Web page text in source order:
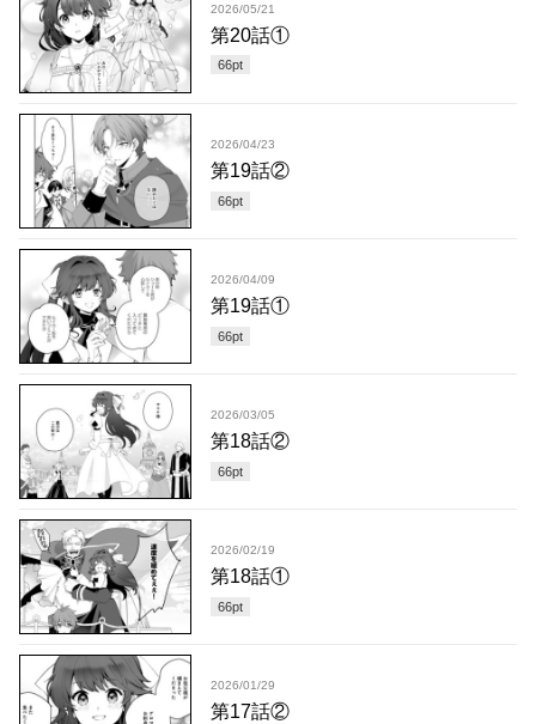
2026/05/21
第20話①
66pt
2026/04/23
第19話②
66pt
2026/04/09
第19話①
66pt
2026/03/05
第18話②
66pt
2026/02/19
第18話①
66pt
2026/01/29
第17話②